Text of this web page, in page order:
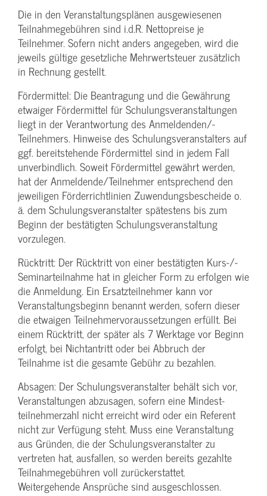
Die in den Veranstaltungsplänen ausgewiesenen
Teilnahmegebühren sind i.d.R. Nettopreise je
Teilnehmer. Sofern nicht anders angegeben, wird die
jeweils gültige gesetzliche Mehrwertsteuer zusätzlich
in Rechnung gestellt.
Fördermittel: Die Beantragung und die Gewährung
etwaiger Fördermittel für Schulungs­veranstaltungen
liegt in der Verantwortung des Anmeldenden/­
Teilnehmers. Hinweise des Schulungs­veranstalters auf
ggf. bereitstehende Fördermittel sind in jedem Fall
unverbindlich. Soweit Fördermittel gewährt werden,
hat der Anmeldende/­Teilnehmer entsprechend den
jeweiligen Förderrichtlinien Zuwendungs­bescheide o.
ä. dem Schulungs­veranstalter spätestens bis zum
Beginn der bestätigten Schulungs­veranstaltung
vorzulegen.
Rücktritt: Der Rücktritt von einer bestätigten Kurs-/­
Seminarteilnahme hat in gleicher Form zu erfolgen wie
die Anmeldung. Ein Ersatzteilnehmer kann vor
Veranstaltungs­beginn benannt werden, sofern dieser
die etwaigen Teilnehmer­voraussetzungen erfüllt. Bei
einem Rücktritt, der später als 7 Werktage vor Beginn
erfolgt, bei Nichtantritt oder bei Abbruch der
Teilnahme ist die gesamte Gebühr zu bezahlen.
Absagen: Der Schulungs­veranstalter behält sich vor,
Veranstaltungen abzusagen, sofern eine Mindest­
teilnehmerzahl nicht erreicht wird oder ein Referent
nicht zur Verfügung steht. Muss eine Veranstaltung
aus Gründen, die der Schulungs­veranstalter zu
vertreten hat, ausfallen, so werden bereits gezahlte
Teilnahme­gebühren voll zurückerstattet.
Weitergehende Ansprüche sind ausgeschlossen.